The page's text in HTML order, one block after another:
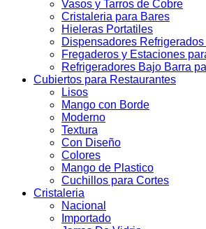
Vasos y Tarros de Cobre
Cristaleria para Bares
Hieleras Portatiles
Dispensadores
Fregaderos y Estaciones
Refrigeradores Bajo Barra
Cubiertos para Restaurantes
Lisos
Mango con Borde
Moderno
Textura
Con Diseño
Colores
Mango de Plastico
Cuchillos para Cortes
Cristaleria
Nacional
Importado